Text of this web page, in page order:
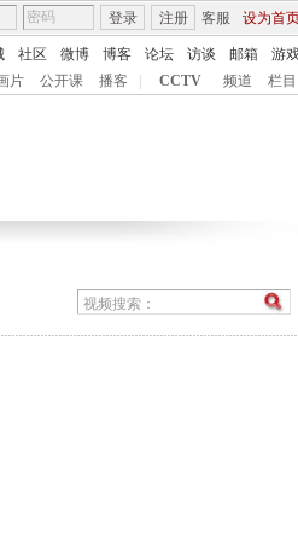
客服 设为首
登录 注册
社区 微博 博客 论坛 访谈 邮箱
游
片
公开课 播客 CCTV 频道 栏目